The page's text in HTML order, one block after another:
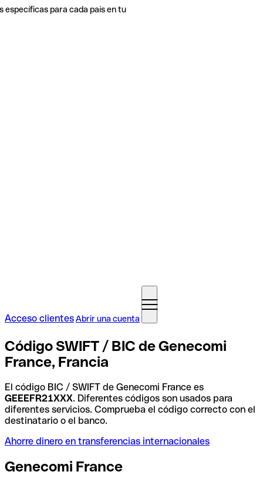
específicas para cada país en tu
Acceso clientesAbrir una cuenta
Código SWIFT / BIC de Genecomi
France, Francia
El código BIC / SWIFT de Genecomi France es
GEEEFR21XXX. Diferentes códigos son usados para
diferentes servicios. Comprueba el código correcto con el
destinatario o el banco.
Ahorre dinero en transferencias internacionales
Genecomi France